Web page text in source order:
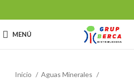
MENÚ
Inicio
Aguas Minerales